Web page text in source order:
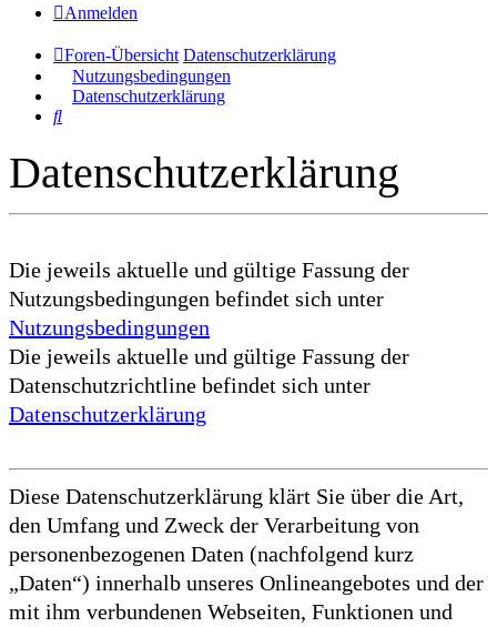
Anmelden
Foren-Übersicht Datenschutzerklärung
Nutzungsbedingungen
Datenschutzerklärung
Suche
Datenschutzerklärung
Die jeweils aktuelle und gültige Fassung der
Nutzungsbedingungen befindet sich unter
Nutzungsbedingungen
Die jeweils aktuelle und gültige Fassung der
Datenschutzrichtline befindet sich unter
Datenschutzerklärung
Diese Datenschutzerklärung klärt Sie über die Art,
den Umfang und Zweck der Verarbeitung von
personenbezogenen Daten (nachfolgend kurz
„Daten“) innerhalb unseres Onlineangebotes und der
mit ihm verbundenen Webseiten, Funktionen und